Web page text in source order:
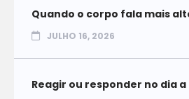
Quando o corpo fala mais
JULHO 16, 2026
Reagir ou responder no dia a